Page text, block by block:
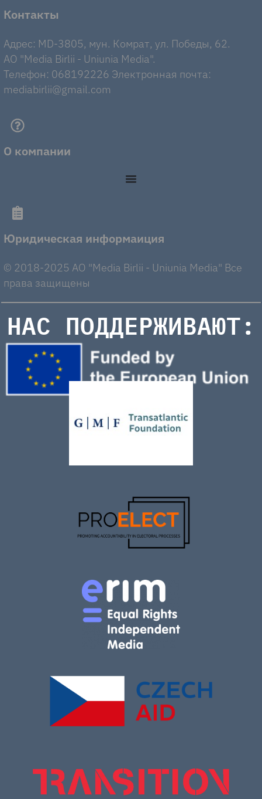
Контакты
Адрес: MD-3805, мун. Комрат, ул. Победы, 62.
AO "Media Birlii - Uniunia Media".
Телефон: 068192226 Электронная почта:
mediabirlii@gmail.com
О компании
Юридическая информаиция
© 2018-2025 AO "Media Birlii - Uniunia Media" Все
права защищены
НАС ПОДДЕРЖИВАЮТ: